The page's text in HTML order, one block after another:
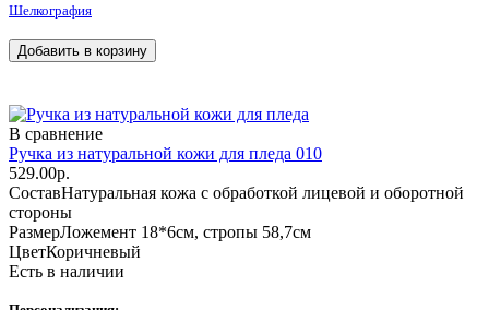
Шелкография
В сравнение
Ручка из натуральной кожи для пледа 010
529.00р.
СоставНатуральная кожа с обработкой лицевой и оборотной
стороны
РазмерЛожемент 18*6см, стропы 58,7см
ЦветКоричневый
Есть в наличии